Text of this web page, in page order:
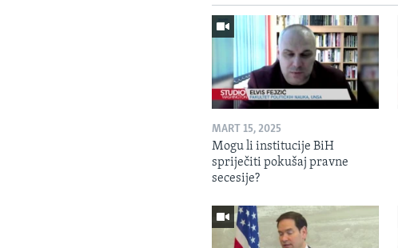
MART 15, 2025
Mogu li institucije BiH
spriječiti pokušaj pravne
secesije?